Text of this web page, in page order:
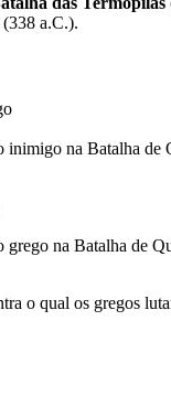
(338 a.C.).
na Batalha de
na Batalha de
o qual os gregos